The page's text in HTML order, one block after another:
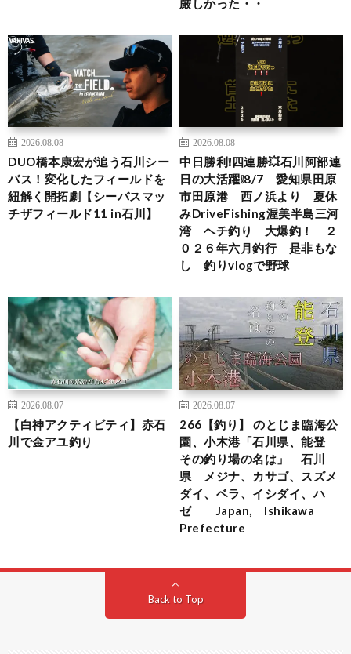
2026.08.08
DUO橋本康宏が追う石川シー
バス！変化したフィールドを
紐解く開拓劇【シーバスマッ
チザフィールド11 in石川】
2026.08.08
中日勝利❕四連勝💥石川阿部連
日の大活躍❕8/7 愛知県田原
市田原港 西ノ浜より 夏休
みDriveFishing渥美半島三河
湾 ヘチ釣り 大爆釣！ ２
０２６年六月釣行 是非もな
し 釣りvlogで野球
2026.08.07
【白神アクティビティ】赤石
川で金アユ釣り
2026.08.07
266【釣り】 のとじま臨海公
園、小木港「石川県、能登
その釣り場の名は」 石川
県 メジナ、カサゴ、スズメ
ダイ、ベラ、イシダイ、ハ
ゼ Japan, Ishikawa
Prefecture
Back to Top